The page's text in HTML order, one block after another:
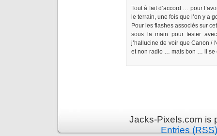
Tout à fait d’accord … pour
le terrain, une fois que l’on y a
Pour les flashes associés sur
sous la main pour tester
j’hallucine de voir que Canon /
et non radio … mais bon … il se
Jacks-Pixels.com is
Entries (RSS)